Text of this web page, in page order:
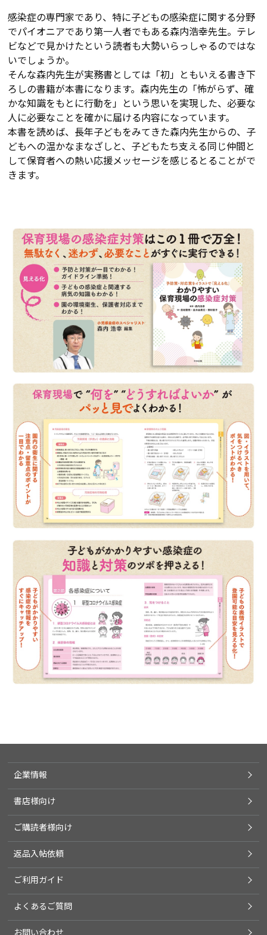
感染症の専門家であり、特に子どもの感染症に関する分野
でパイオニアであり第一人者でもある森内浩幸先生。テレ
ビなどで見かけたという読者も大勢いらっしゃるのではな
いでしょうか。
そんな森内先生が実務書としては「初」ともいえる書き下
ろしの書籍が本書になります。森内先生の「怖がらず、確
かな知識をもとに行動を」という思いを実現した、必要な
人に必要なことを確かに届ける内容になっています。
本書を読めば、長年子どもをみてきた森内先生からの、子
どもへの温かなまなざしと、子どもたち支える同じ仲間と
して保育者への熱い応援メッセージを感じるとることがで
きます。
企業情報
書店様向け
ご購読者様向け
返品入帖依頼
ご利用ガイド
よくあるご質問
お問い合わせ